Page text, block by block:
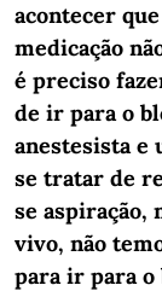
acontecer
medicação
é preciso
de ir para o
anestesista
se tratar de
se aspiração,
vivo, não
para ir para o